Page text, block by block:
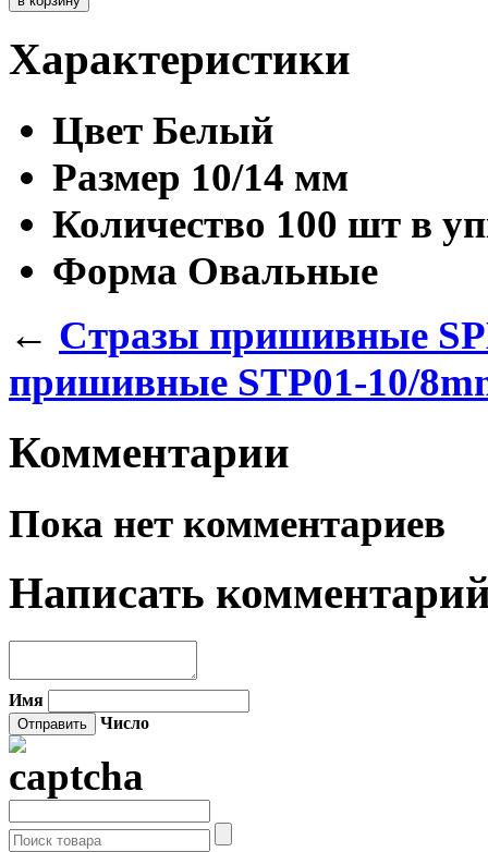
Характеристики
Цвет Белый
Размер 10/14 мм
Количество 100 шт в
Форма Овальные
← Стразы пришивные
пришивные STP01-10/
Комментарии
Пока нет комментариев
Написать
Имя
Число